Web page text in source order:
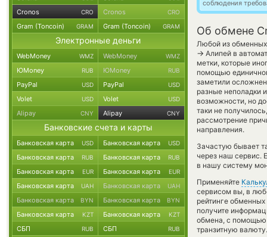
соблюдения
Об обмене
Любой из обменных
→ Алипей в
метки, которые
помощью
заметили
разные неполадки
возможности, но
таки не
рассмотрение
направления.
Зачастую бывает
через наш сервис.
в нашу систему
Применяйте
сервисом вы, в
рейтинге
получите
обмена, с
транзитную валюту.
Cronos CRO Cronos CRO
Gram (Toncoin) GRAM Gram (Toncoin) GRAM
Электронные деньги
WebMoney WMZ WebMoney WMZ
ЮMoney RUB ЮMoney RUB
PayPal USD PayPal USD
Volet USD Volet USD
Alipay CNY Alipay CNY
Банковские счета и карты
Банковская карта USD Банковская карта USD
Банковская карта RUB Банковская карта RUB
Банковская карта EUR Банковская карта EUR
Банковская карта UAH Банковская карта UAH
Банковская карта BYN Банковская карта BYN
Банковская карта KZT Банковская карта KZT
СБП RUB СБП RUB